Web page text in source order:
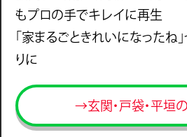
もプロの手でキレイに再生
「家まるごときれいになったね
りに
→玄関・戸袋・平垣